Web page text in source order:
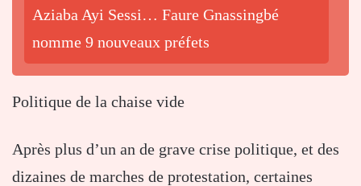
Aziaba Ayi Sessi… Faure Gnassingbé
nomme 9 nouveaux préfets
Politique de la chaise vide
Après plus d’un an de grave crise politique, et des
dizaines de marches de protestation, certaines